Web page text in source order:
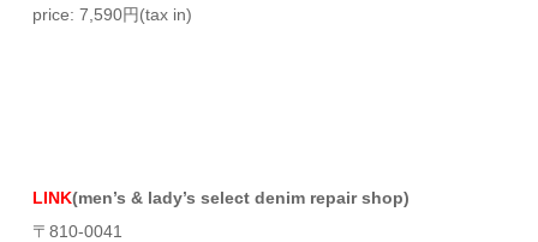
price: 7,590円(tax in)
LINK(men’s & lady’s select denim repair shop)
〒810-0041